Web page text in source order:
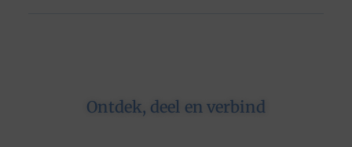
Ontdek, deel en verbind